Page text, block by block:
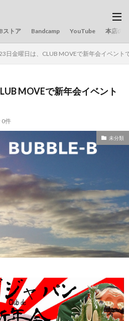
ストア Bandcamp YouTube 本店の旅
日金曜日は、CLUB MOVEで新年会イベント
MOVEで新年会イベント
0件
未分類